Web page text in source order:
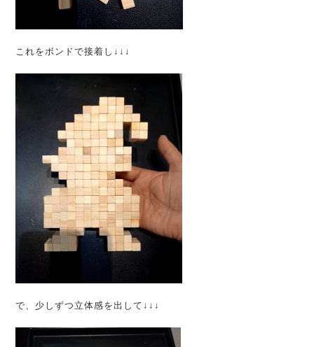
これをボンドで接着し↓↓↓
で、少しずつ立体感を出して↓↓↓